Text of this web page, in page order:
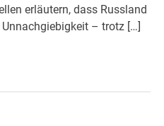
erläutern, dass Russland
– trotz […]